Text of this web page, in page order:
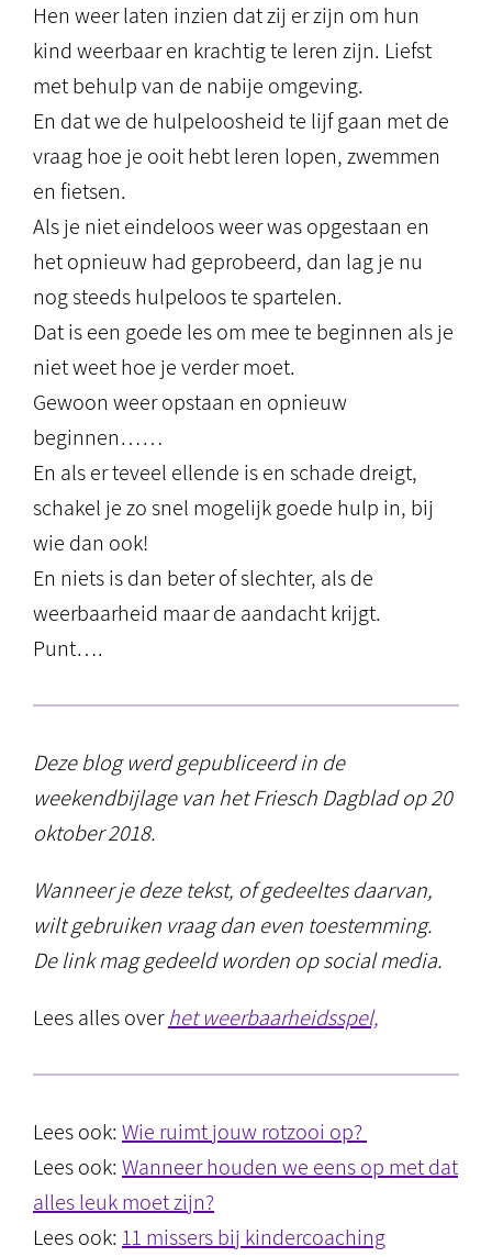
Hen weer laten inzien dat zij er zijn om hun
kind weerbaar en krachtig te leren zijn. Liefst
met behulp van de nabije omgeving.
En dat we de hulpeloosheid te lijf gaan met de
vraag hoe je ooit hebt leren lopen, zwemmen
en fietsen.
Als je niet eindeloos weer was opgestaan en
het opnieuw had geprobeerd, dan lag je nu
nog steeds hulpeloos te spartelen.
Dat is een goede les om mee te beginnen als je
niet weet hoe je verder moet.
Gewoon weer opstaan en opnieuw
beginnen……
En als er teveel ellende is en schade dreigt,
schakel je zo snel mogelijk goede hulp in, bij
wie dan ook!
En niets is dan beter of slechter, als de
weerbaarheid maar de aandacht krijgt.
Punt….
Deze blog werd gepubliceerd in de
weekendbijlage van het Friesch Dagblad op 20
oktober 2018.
Wanneer je deze tekst, of gedeeltes daarvan,
wilt gebruiken vraag dan even toestemming.
De link mag gedeeld worden op social media.
Lees alles overhet weerbaarheidsspel,
Lees ook: Wie ruimt jouw rotzooi op?
Lees ook: Wanneer houden we eens op met dat
alles leuk moet zijn?
Lees ook: 11 missers bij kindercoaching